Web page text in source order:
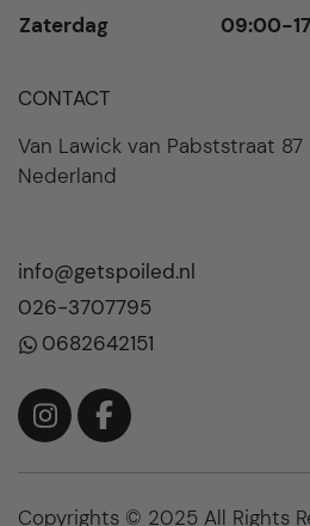
Zaterdag
09:00-
CONTACT
Van Lawick van Pabststraat 87
Nederland
info@getspoiled.nl
026-3707795
0682642151
Copyrights © 2025 All Rights